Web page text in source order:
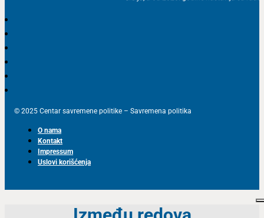
© 2025 Centar savremene politike – Savremena politika
O nama
Kontakt
Impressum
Uslovi korišćenja